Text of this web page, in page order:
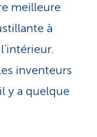
meilleure
à
inventeurs
y a quelque